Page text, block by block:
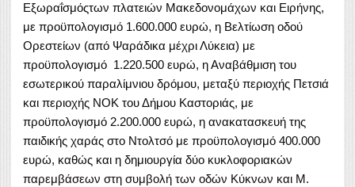
Εξωραΐσμόςτων πλατειών Μακεδονομάχων και Ειρήνης,
με προϋπολογισμό 1.600.000 ευρώ, η Βελτίωση οδού
Ορεστείων (από Ψαράδικα μέχρι Λύκεια) με
προϋπολογισμό 1.220.500 ευρώ, η Αναβάθμιση του
εσωτερικού παραλίμνιου δρόμου, μεταξύ περιοχής Πετσιά
και περιοχής ΝΟΚ του Δήμου Καστοριάς, με
προϋπολογισμό 2.200.000 ευρώ, η ανακατασκευή της
παιδικής χαράς στο Ντολτσό με προϋπολογισμό 400.000
ευρώ, καθώς και η δημιουργία δύο κυκλοφοριακών
παρεμβάσεων στη συμβολή των οδών Κύκνων και Μ.